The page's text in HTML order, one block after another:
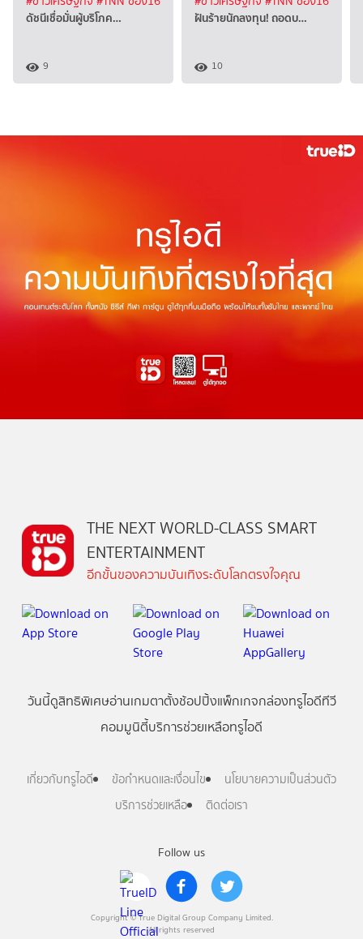
ดัชนีเชื่อมั่นผู้บริโภค…
9
ฝันร้ายนักลงทุน! ถอดบ…
10
Follow us
Copyright © True Digital Group Company Limited.
All rights reserved
THE NEXT WORLD-CLASS SMART
ENTERTAINMENT
อีกขั้นของความบันเทิงระดับโลกตรงใจคุณ
วันนี้ดูสิทธิพิเศษอ่านเกมตาตั้งช้อปปิ้งแพ็กเกจกล่องทรูไอดีทีวี
คอมมูนิตี้บริการช่วยเหลือทรูไอดี
เกี่ยวกับทรูไอดี ข้อกำหนดและเงื่อนไข
นโยบายความเป็นส่วนตัว
บริการช่วยเหลือ
ติดต่อเรา